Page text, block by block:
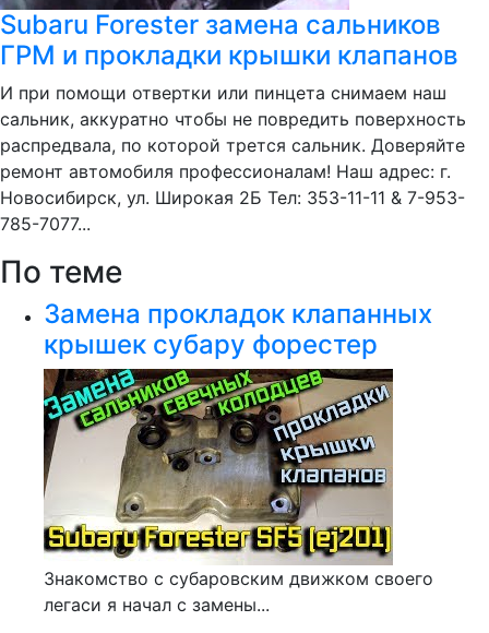
Subaru Forester замена сальников
ГРМ и прокладки крышки клапанов
И при помощи отвертки или пинцета снимаем наш
сальник, аккуратно чтобы не повредить поверхность
распредвала, по которой трется сальник. Доверяйте
ремонт автомобиля профессионалам! Наш адрес: г.
Новосибирск, ул. Широкая 2Б Тел: 353-11-11 & 7-953-
785-7077...
По теме
Замена прокладок клапанных
крышек субару форестер
Знакомство с субаровским движком своего
легаси я начал с замены...